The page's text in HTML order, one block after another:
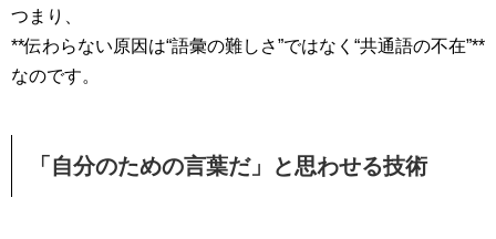
つまり、
**伝わらない原因は“語彙の難しさ”ではなく“共通語の不在”**
なのです。
「自分のための言葉だ」と思わせる技術